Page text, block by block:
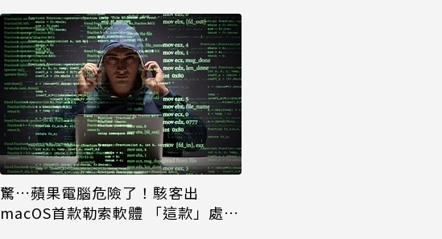
驚…蘋果電腦危險了！駭客出
macOS首款勒索軟體 「這款」處理